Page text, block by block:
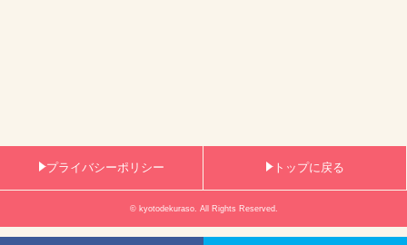
プライバシーポリシー トップに戻る
© kyotodekuraso. All Rights Reserved.